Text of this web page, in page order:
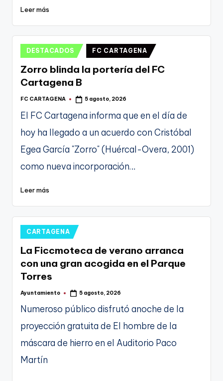
Leer más
Publicado
DESTACADOS FC CARTAGENA
Zorro blinda la portería del FC
Cartagena B
Publicado
FC CARTAGENA 5 agosto, 2026
El FC Cartagena informa que en el día de
hoy ha llegado a un acuerdo con Cristóbal
Egea García "Zorro" (Huércal-Overa, 2001)
como nueva incorporación…
Leer más
Publicado
CARTAGENA
La Ficcmoteca de verano arranca
con una gran acogida en el Parque
Torres
Publicado
Ayuntamiento 5 agosto, 2026
Numeroso público disfrutó anoche de la
proyección gratuita de El hombre de la
máscara de hierro en el Auditorio Paco
Martín